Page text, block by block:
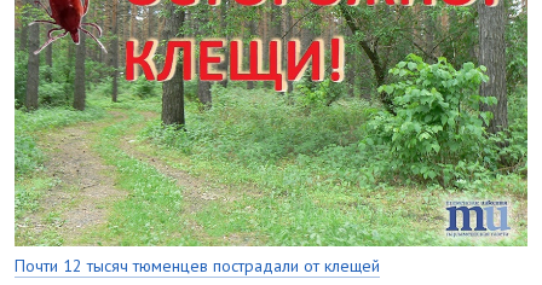
Почти 12 тысяч тюменцев пострадали от клещей